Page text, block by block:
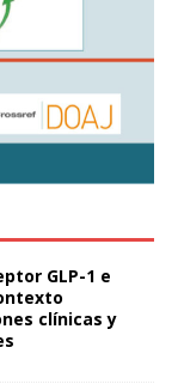
GLP-1 e
clínicas y